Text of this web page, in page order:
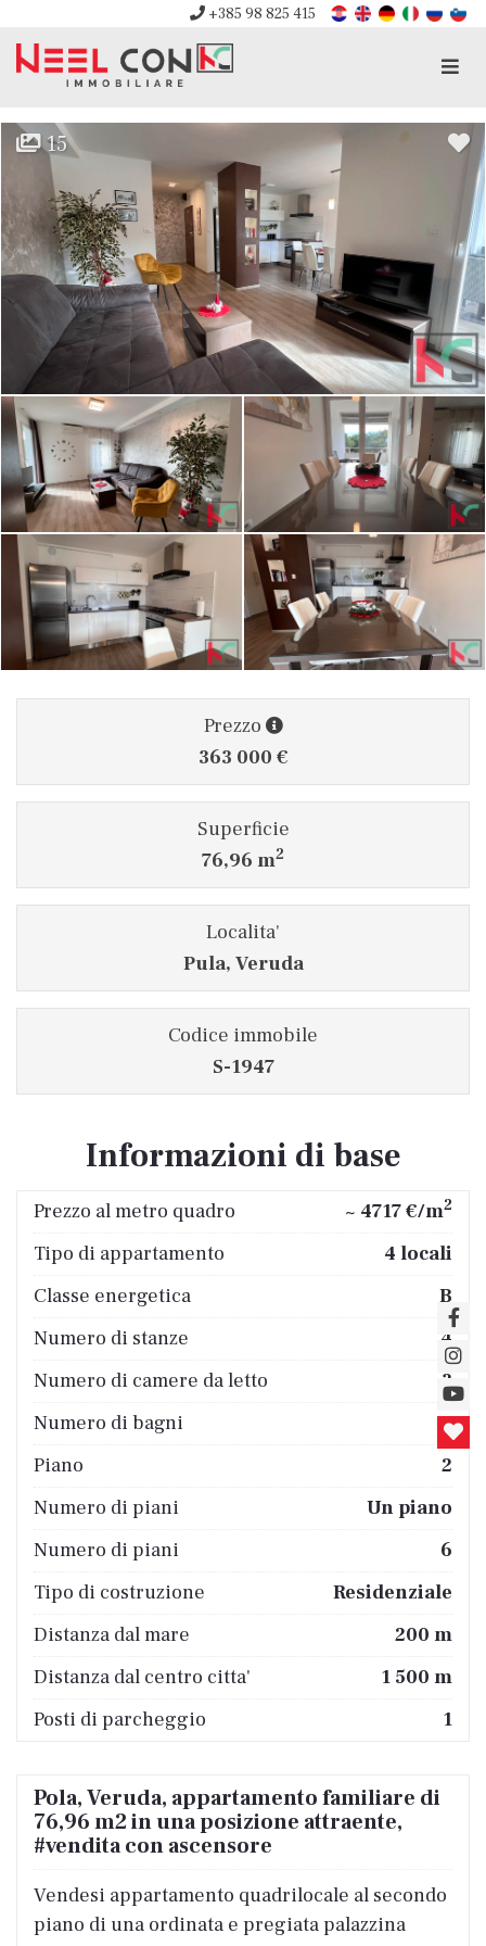
+385 98 825 415
15
Prezzo
363 000 €
Superficie
76,96 m2
Localita'
Pula, Veruda
Codice immobile
S-1947
Informazioni di base
Prezzo al metro quadro ~ 4717 €/m2
Tipo di appartamento
4 locali
Classe energetica
B
Numero di stanze
4
Numero di camere da letto
3
Numero di bagni
1
Piano
2
Numero di piani
Un piano
Numero di piani
6
Tipo di costruzione
Residenziale
Distanza dal mare
200 m
Distanza dal centro citta'
1 500 m
Posti di parcheggio
1
Pola, Veruda, appartamento familiare di
76,96 m2 in una posizione attraente,
#vendita con ascensore
Vendesi appartamento quadrilocale al secondo
piano di una ordinata e pregiata palazzina